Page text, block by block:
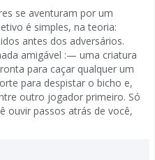
se aventuram por um
é simples, na teoria:
antes dos adversários.
amigável :— uma criatura
para caçar qualquer um
para despistar o bicho e,
outro jogador primeiro. Só
ouvir passos atrás de você,